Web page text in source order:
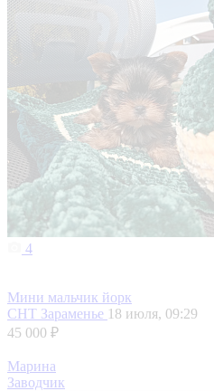
4
Мини мальчик йорк
СНТ Зараменье 18 июля, 09:29
45 000 ₽
Марина
Заводчик